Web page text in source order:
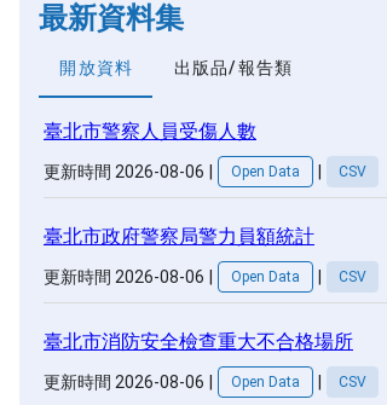
最新資料集
開放資料 出版品/報告類
臺北市警察人員受傷人數
更新時間 2026-08-06 | Open Data | CSV
臺北市政府警察局警力員額統計
更新時間 2026-08-06 | Open Data | CSV
臺北市消防安全檢查重大不合格場所
更新時間 2026-08-06 | Open Data | CSV